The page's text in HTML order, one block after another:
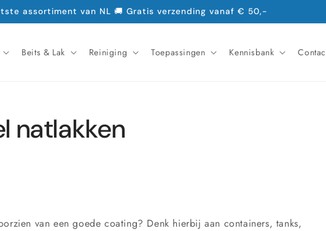
assortiment van NL 🚚 Gratis verzending vanaf € 50,-
Beits & Lak Reiniging Toepassingen Kennisbank
natlakken
van een goede coating? Denk hierbij aan containers, tanks,